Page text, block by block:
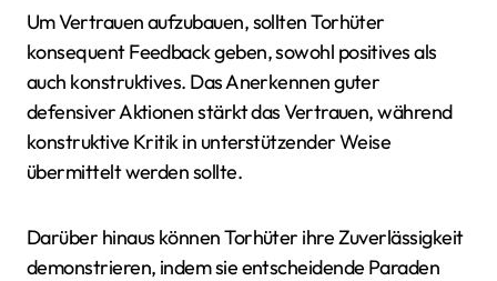
Um Vertrauen aufzubauen, sollten Torhüter
konsequent Feedback geben, sowohl positives als
auch konstruktives. Das Anerkennen guter
defensiver Aktionen stärkt das Vertrauen, während
konstruktive Kritik in unterstützender Weise
übermittelt werden sollte.
Darüber hinaus können Torhüter ihre Zuverlässigkeit
demonstrieren, indem sie entscheidende Paraden